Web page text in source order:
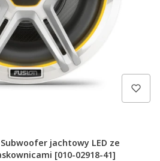
jachtowy LED ze
[010-02918-41]